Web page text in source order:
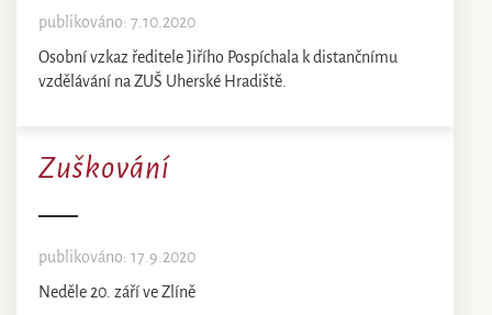
publikováno: 7.10.2020
Osobní vzkaz ředitele Jiřího Pospíchala k distančnímu
vzdělávání na ZUŠ Uherské Hradiště.
Zuškování
publikováno: 17.9.2020
Neděle 20. září ve Zlíně